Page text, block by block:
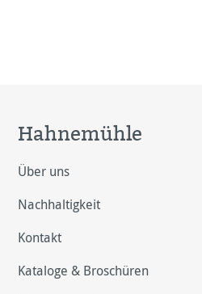
Hahnemühle
Über uns
Nachhaltigkeit
Kontakt
Kataloge & Broschüren